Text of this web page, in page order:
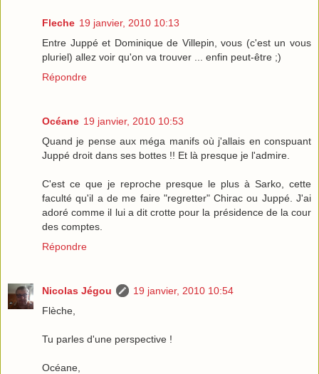
Fleche 19 janvier, 2010 10:13
Entre Juppé et Dominique de Villepin, vous (c'est un vous
pluriel) allez voir qu'on va trouver ... enfin peut-être ;)
Répondre
Océane 19 janvier, 2010 10:53
Quand je pense aux méga manifs où j'allais en conspuant
Juppé droit dans ses bottes !! Et là presque je l'admire.
C'est ce que je reproche presque le plus à Sarko, cette
faculté qu'il a de me faire "regretter" Chirac ou Juppé. J'ai
adoré comme il lui a dit crotte pour la présidence de la cour
des comptes.
Répondre
Nicolas Jégou
19 janvier, 2010 10:54
Flèche,
Tu parles d'une perspective !
Océane,